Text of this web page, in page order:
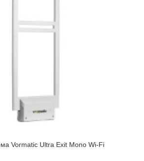
Vormatic Ultra Exit Mono Wi-Fi